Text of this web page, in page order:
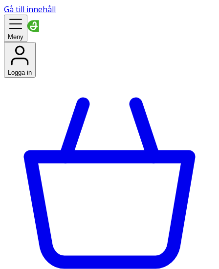
Gå till innehåll
Meny
Logga in